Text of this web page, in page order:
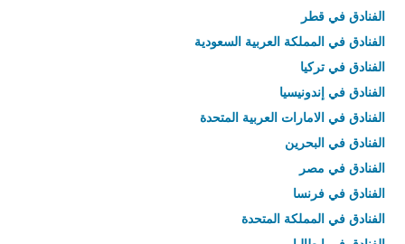
الفنادق في قطر
الفنادق في المملكة العربية السعودية
الفنادق في تركيا
الفنادق في إندونيسيا
الفنادق في الامارات العربية المتحدة
الفنادق في البحرين
الفنادق في مصر
الفنادق في فرنسا
الفنادق في المملكة المتحدة